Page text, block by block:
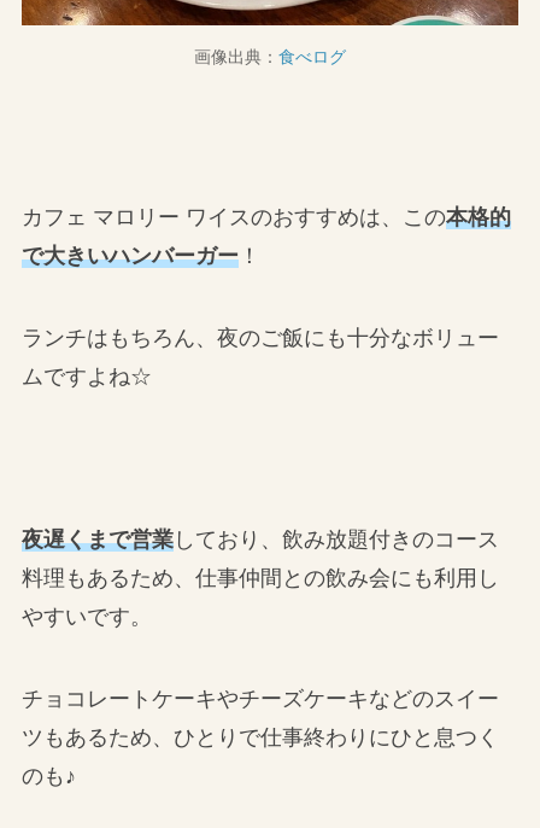
画像出典： 食べログ
カフェ マロリー ワイスのおすすめは、この本格的
で大きいハンバーガー！
ランチはもちろん、夜のご飯にも十分なボリュー
ムですよね☆
夜遅くまで営業しており、飲み放題付きのコース
料理もあるため、仕事仲間との飲み会にも利用し
やすいです。
チョコレートケーキやチーズケーキなどのスイー
ツもあるため、ひとりで仕事終わりにひと息つく
のも♪